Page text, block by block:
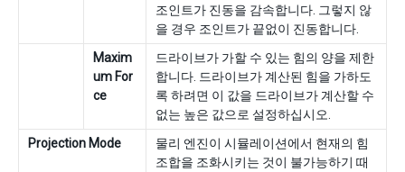
조인트가 진동을 감속합니다. 그렇지 않
을 경우 조인트가 끝없이 진동합니다.
Maxim
um For
ce
드라이브가 가할 수 있는 힘의 양을 제한
합니다. 드라이브가 계산된 힘을 가하도
록 하려면 이 값을 드라이브가 계산할 수
없는 높은 값으로 설정하십시오.
Projection Mode
물리 엔진이 시뮬레이션에서 현재의 힘
조합을 조화시키는 것이 불가능하기 때